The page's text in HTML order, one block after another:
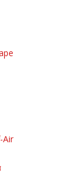
Air